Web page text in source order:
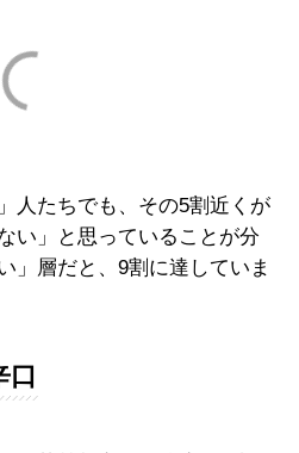
人たちでも、その5割近くが
い」と思っていることが分
」層だと、9割に達していま
口